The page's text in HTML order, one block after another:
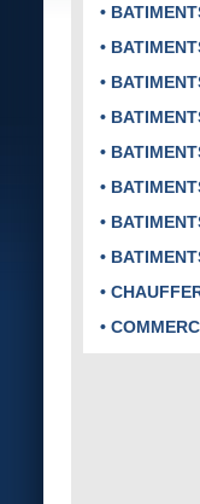
•
•
•
•
•
•
•
•
•
•